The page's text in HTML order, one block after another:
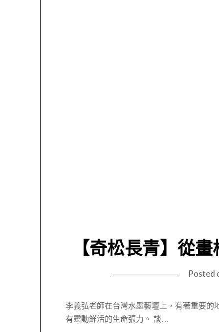
【奇松長青】從
Posted
李義弘老師在台灣水墨藝壇上，有著重要
有靈動鮮活的生命張力。 談…